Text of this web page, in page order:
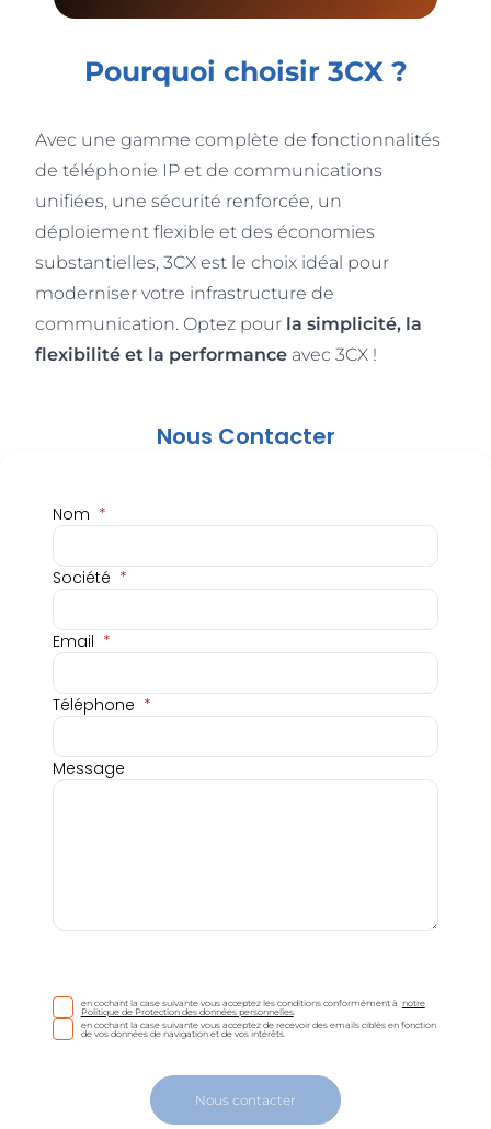
Pourquoi choisir 3CX ?
Avec une gamme complète de fonctionnalités
de téléphonie IP et de communications
unifiées, une sécurité renforcée, un
déploiement flexible et des économies
substantielles, 3CX est le choix idéal pour
moderniser votre infrastructure de
communication. Optez pour la simplicité, la
flexibilité et la performance avec 3CX !
Nous Contacter
Nom *
Société *
Email *
Téléphone *
Message
en cochant la case suivante vous acceptez les conditions conformément à notre
Politique de Protection des données personnelles.
en cochant la case suivante vous acceptez de recevoir des emails ciblés en fonction
de vos données de navigation et de vos intérêts.
Nous contacter